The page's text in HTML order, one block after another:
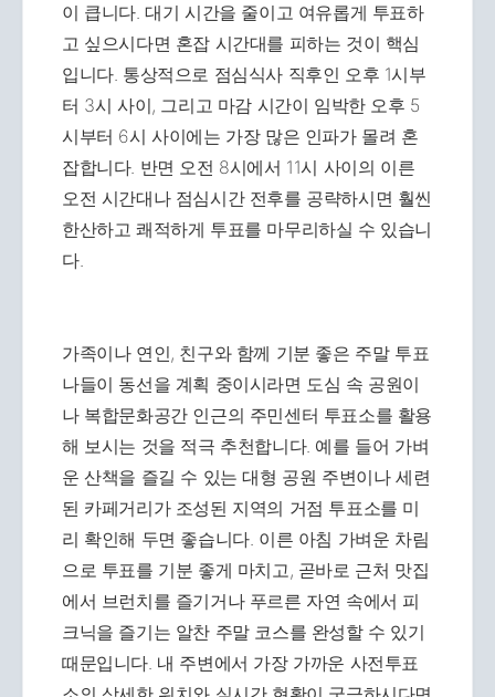
이 큽니다. 대기 시간을 줄이고 여유롭게 투표하
고 싶으시다면 혼잡 시간대를 피하는 것이 핵심
입니다. 통상적으로 점심식사 직후인 오후 1시부
터 3시 사이, 그리고 마감 시간이 임박한 오후 5
시부터 6시 사이에는 가장 많은 인파가 몰려 혼
잡합니다. 반면 오전 8시에서 11시 사이의 이른
오전 시간대나 점심시간 전후를 공략하시면 훨씬
한산하고 쾌적하게 투표를 마무리하실 수 있습니
다.
가족이나 연인, 친구와 함께 기분 좋은 주말 투표
나들이 동선을 계획 중이시라면 도심 속 공원이
나 복합문화공간 인근의 주민센터 투표소를 활용
해 보시는 것을 적극 추천합니다. 예를 들어 가벼
운 산책을 즐길 수 있는 대형 공원 주변이나 세련
된 카페거리가 조성된 지역의 거점 투표소를 미
리 확인해 두면 좋습니다. 이른 아침 가벼운 차림
으로 투표를 기분 좋게 마치고, 곧바로 근처 맛집
에서 브런치를 즐기거나 푸르른 자연 속에서 피
크닉을 즐기는 알찬 주말 코스를 완성할 수 있기
때문입니다. 내 주변에서 가장 가까운 사전투표